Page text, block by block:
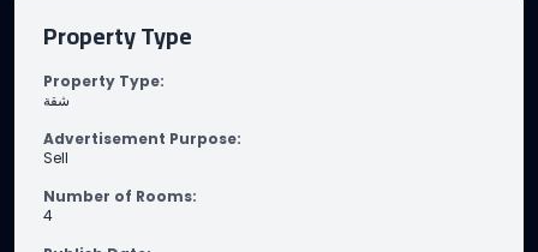
Property Type
Property Type:
شقة
Advertisement Purpose:
Sell
Number of Rooms:
4